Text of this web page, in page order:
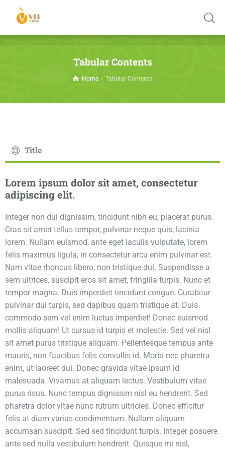
Tabular Contents
Home Tabular Contents
Title
Lorem ipsum dolor sit amet, consectetur
adipiscing elit.
Integer non dui dignissim, tincidunt nibh eu, placerat purus.
Cras sit amet tellus tempor, pulvinar neque quis; lacinia
lorem. Nullam euismod, ante eget iaculis vulputate, lorem
felis maximus ligula, in consectetur arcu enim pulvinar est.
Nam vitae rhoncus libero, non tristique dui. Suspendisse a
sem ultrices, suscipit eros sit amet, fringilla turpis. Nunc et
tempor magna. Duis imperdiet tincidunt congue. Curabitur
pulvinar dui turpis, sed dapibus quam tristique at. Duis
commodo sem vel enim luctus imperdiet! Donec euismod
mollis aliquam! Ut cursus id turpis et molestie. Sed vel nisl
sit amet purus tristique aliquam. Pellentesque tempus ante
mauris, non faucibus felis convallis id. Morbi nec pharetra
enim, ut laoreet dui. Donec gravida vitae ipsum id
malesuada. Vivamus at aliquam lectus. Vestibulum vitae
purus risus. Nunc tempus dignissim nisl eu hendrerit. Sed
pharetra dolor vitae nunc rutrum ultricies. Donec efficitur
felis at diam varius condimentum. Nullam aliquam
accumsan suscipit. Sed sed tincidunt turpis. Integer posuere
ante sed nulla vestibulum hendrerit. Quisque mi nisl,